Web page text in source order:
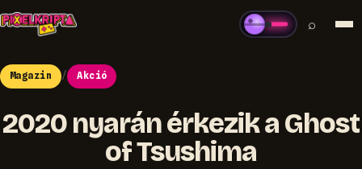
⌕
Magazin / Akció
2020 nyarán érkezik a Ghost
of Tsushima